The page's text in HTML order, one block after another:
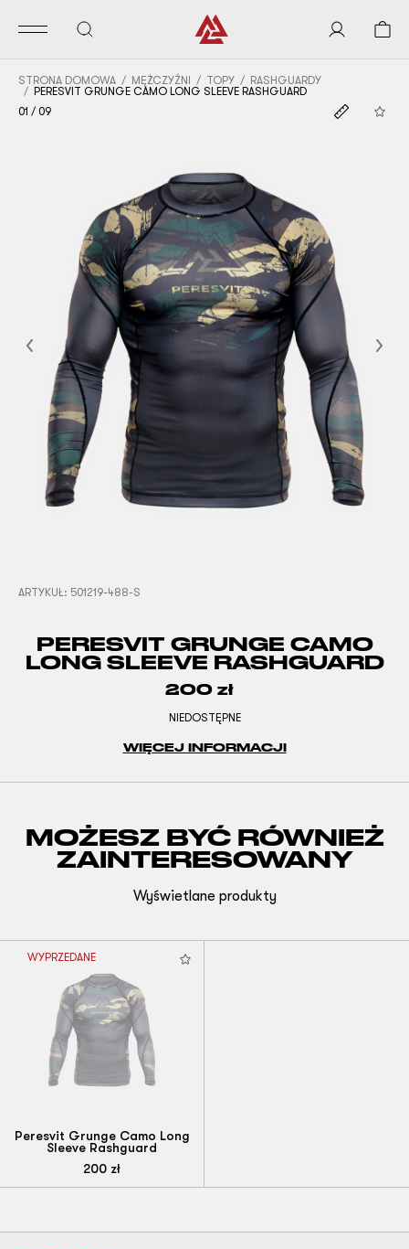
STRONA DOMOWA MĘŻCZYŹNI TOPY
RASHGUARDY
PERESVIT GRUNGE CAMO LONG SLEEVE RASHGUARD
01 / 09
Previous
ARTYKUŁ: 501219-488-S
PERESVIT GRUNGE CAMO
LONG SLEEVE RASHGUARD
200 zł
NIEDOSTĘPNE
WIĘCEJ INFORMACJI
MOŻESZ BYĆ RÓWNIEŻ
ZAINTERESOWANY
Wyświetlane produkty
WYPRZEDANE
Peresvit Grunge Camo Long
Sleeve Rashguard
200 zł